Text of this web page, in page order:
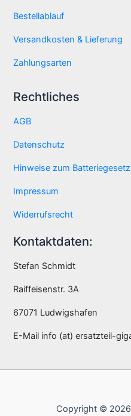
Bestellablauf
Versandkosten & Lieferung
Zahlungsarten
Rechtliches
AGB
Datenschutz
Hinweise zum Batteriegesetz
Impressum
Widerrufsrecht
Kontaktdaten:
Stefan Schmidt
Raiffeisenstr. 3A
67071 Ludwigshafen
E-Mail info (at) ersatzteil-
Copyright ©